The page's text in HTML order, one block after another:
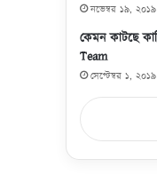
নভেম্বর ১৯, ২০১৯
কেমন কাটছে
Team
সেপ্টেম্বর ১, ২০১৯